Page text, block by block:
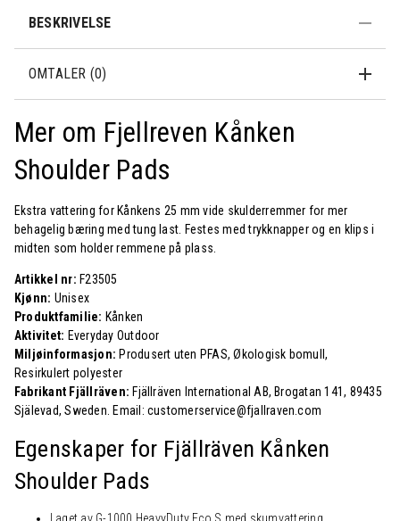
BESKRIVELSE
OMTALER (0)
Mer om Fjellreven Kånken
Shoulder Pads
Ekstra vattering for Kånkens 25 mm vide skulderremmer for mer
behagelig bæring med tung last. Festes med trykknapper og en klips i
midten som holder remmene på plass.
Artikkel nr: F23505
Kjønn: Unisex
Produktfamilie: Kånken
Aktivitet: Everyday Outdoor
Miljøinformasjon: Produsert uten PFAS, Økologisk bomull,
Resirkulert polyester
Fabrikant Fjällräven: Fjällräven International AB, Brogatan 141, 89435
Själevad, Sweden. Email: customerservice@fjallraven.com
Egenskaper for Fjällräven Kånken
Shoulder Pads
Laget av G-1000 HeavyDuty Eco S med skumvattering.